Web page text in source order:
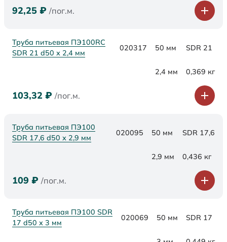
92,25 ₽ /пог.м.
Труба питьевая ПЭ100RC
SDR 21 d50 х 2,4 мм
020317 50 мм SDR 21
2,4 мм 0,369 кг
103,32 ₽ /пог.м.
Труба питьевая ПЭ100
SDR 17,6 d50 х 2,9 мм
020095 50 мм SDR 17,6
2,9 мм 0,436 кг
109 ₽ /пог.м.
Труба питьевая ПЭ100 SDR
17 d50 х 3 мм
020069 50 мм SDR 17